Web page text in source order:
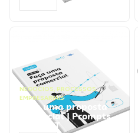
NEGÓCIOS, PROCESSOS
EMPRESARIAIS
Faça uma proposta
comercial | Prompts
ChatGPT